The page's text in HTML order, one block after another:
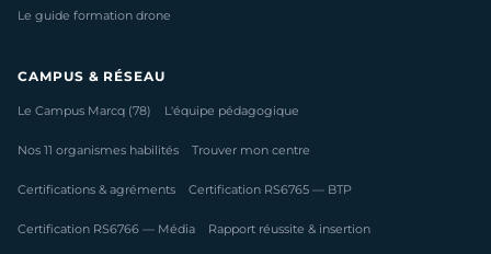
Le guide formation drone
CAMPUS & RÉSEAU
Le Campus Marcq (78) L'équipe pédagogique
Nos 11 organismes habilités Trouver mon centre
Certifications & agréments Certification RS6765 — BTP
Certification RS6766 — Média Rapport réussite & insertion